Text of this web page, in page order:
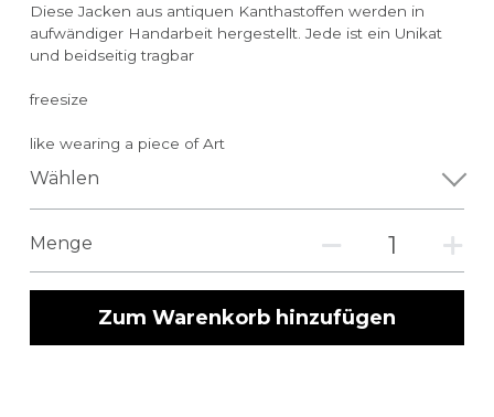
Diese Jacken aus antiquen Kanthastoffen werden in
aufwändiger Handarbeit hergestellt. Jede ist ein Unikat
und beidseitig tragbar
freesize
like wearing a piece of Art
Wählen
Menge
Zum Warenkorb hinzufügen